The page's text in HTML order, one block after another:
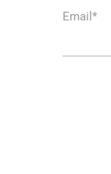
Email*